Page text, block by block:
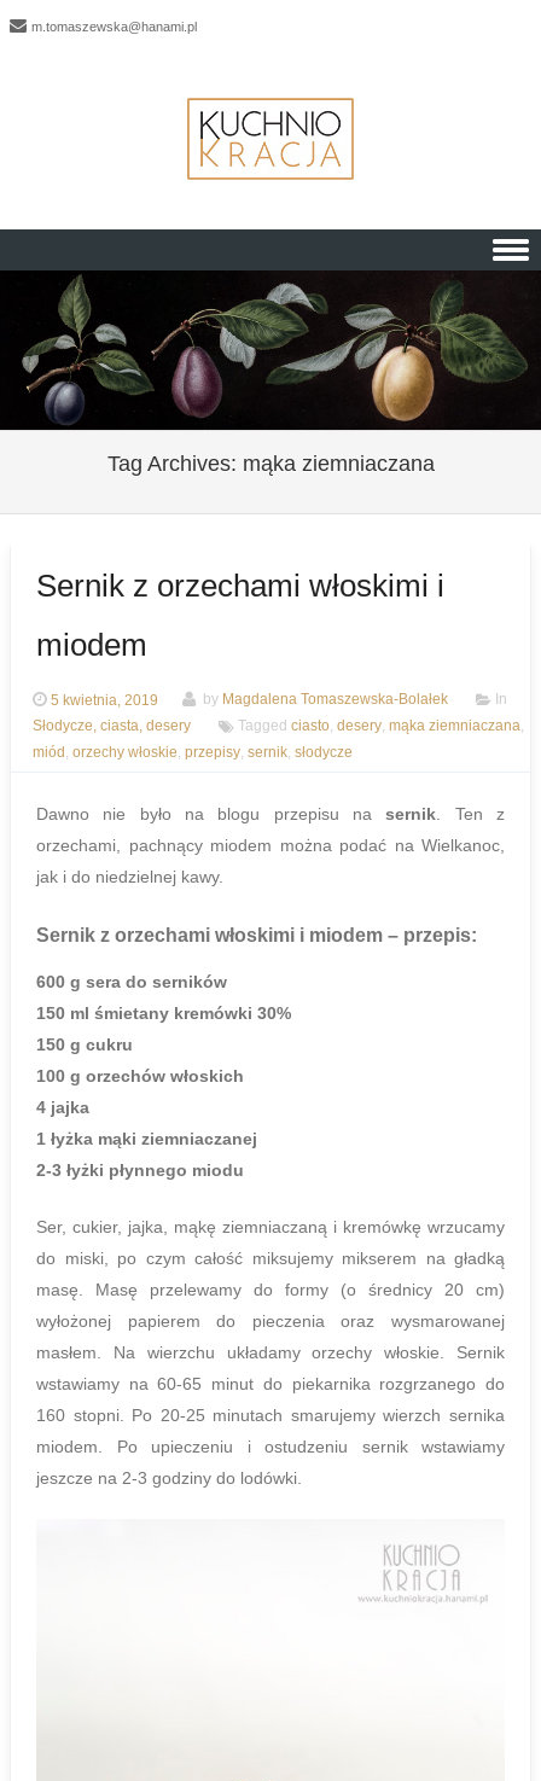
m.tomaszewska@hanami.pl
Skip to content
Tag Archives: mąka ziemniaczana
Sernik z orzechami włoskimi i
miodem
5 kwietnia, 2019 by Magdalena Tomaszewska-Bolałek
In
Słodycze, ciasta, desery
Tagged ciasto, desery, mąka ziemniaczana,
miód , orzechy włoskie, przepisy, sernik, słodycze
Dawno nie było na blogu przepisu nasernik. Ten z
orzechami, pachnący miodem można podać na Wielkanoc,
jak i do niedzielnej kawy.
Sernik z orzechami włoskimi i miodem – przepis:
600 g sera do serników
150 ml śmietany kremówki 30%
150 g cukru
100 g orzechów włoskich
4 jajka
1 łyżka mąki ziemniaczanej
2-3 łyżki płynnego miodu
Ser, cukier, jajka, mąkę ziemniaczaną i kremówkę wrzucamy
do miski, po czym całość miksujemy mikserem na gładką
masę. Masę przelewamy do formy (o średnicy 20 cm)
wyłożonej papierem do pieczenia oraz wysmarowanej
masłem. Na wierzchu układamy orzechy włoskie. Sernik
wstawiamy na 60-65 minut do piekarnika rozgrzanego do
160 stopni. Po 20-25 minutach smarujemy wierzch sernika
miodem. Po upieczeniu i ostudzeniu sernik wstawiamy
jeszcze na 2-3 godziny do lodówki.